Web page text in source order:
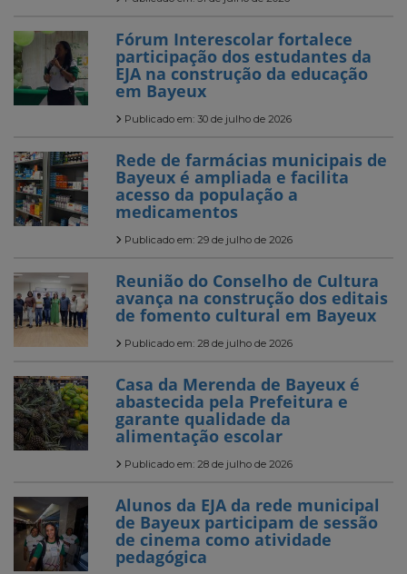
Fórum Interescolar fortalece
participação dos estudantes da
EJA na construção da educação
em Bayeux
Publicado em: 30 de julho de 2026
Rede de farmácias municipais de
Bayeux é ampliada e facilita
acesso da população a
medicamentos
Publicado em: 29 de julho de 2026
Reunião do Conselho de Cultura
avança na construção dos editais
de fomento cultural em Bayeux
Publicado em: 28 de julho de 2026
Casa da Merenda de Bayeux é
abastecida pela Prefeitura e
garante qualidade da
alimentação escolar
Publicado em: 28 de julho de 2026
Alunos da EJA da rede municipal
de Bayeux participam de sessão
de cinema como atividade
pedagógica